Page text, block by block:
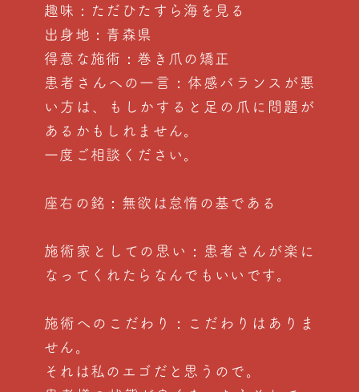
趣味：ただひたすら海を見る
出身地：青森県
得意な施術：巻き爪の矯正
患者さんへの一言：体感バランスが悪
い方は、もしかすると足の爪に問題が
あるかもしれません。
一度ご相談ください。
座右の銘：無欲は怠惰の基である
施術家としての思い：患者さんが楽に
なってくれたらなんでもいいです。
施術へのこだわり：こだわりはありま
せん。
それは私のエゴだと思うので。